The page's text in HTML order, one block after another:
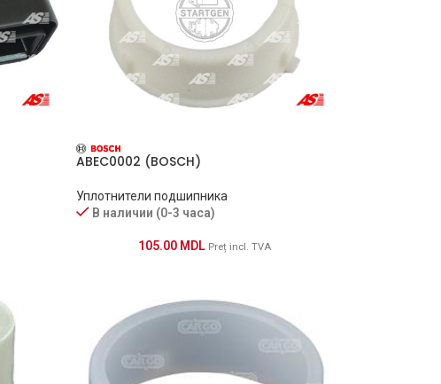
ABEC0002 (BOSCH)
Уплотнители подшипника
В наличии (0-3 часа)
105.00 MDL Preț incl. TVA